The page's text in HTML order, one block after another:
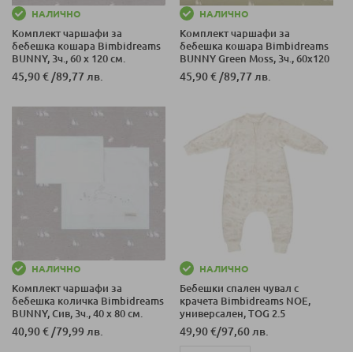
НАЛИЧНО
Комплект чаршафи за
бебешка кошара Bimbidreams
BUNNY, 3ч., 60 x 120 см.
45,90 €/89,77 лв.
НАЛИЧНО
Комплект чаршафи за
бебешка кошара Bimbidreams
BUNNY Green Moss, 3ч., 60x120
см.
45,90 €/89,77 лв.
НАЛИЧНО
Комплект чаршафи за
бебешка количка Bimbidreams
BUNNY, Сив, 3ч., 40 x 80 см.
40,90 € /79,99 лв.
НАЛИЧНО
Бебешки спален чувал с
крачета Bimbidreams NOE,
универсален, TOG 2.5
49,90 €/97,60 лв.